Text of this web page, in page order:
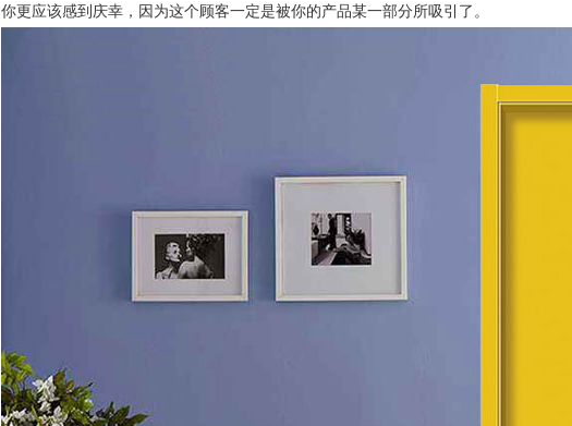
你更应该感到庆幸，因为这个顾客一定是被你的产品某一部分所吸引了。